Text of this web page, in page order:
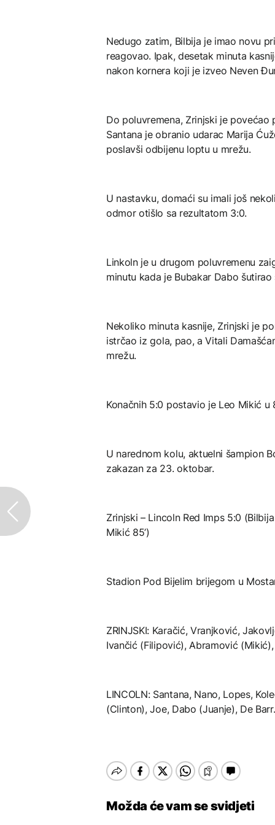
Nedugo zatim, Bilbija je imao novu
reagovao. Ipak, desetak minuta
nakon kornera koji je izveo Neven
Do poluvremena, Zrinjski je
Santana je obranio udarac Marija
poslavši odbijenu loptu u mrežu.
U nastavku, domaći su imali još
odmor otišlo sa rezultatom 3:0.
Linkoln je u drugom poluvremenu
minutu kada je Bubakar Dabo
Nekoliko minuta kasnije, Zrinjski je
istrčao iz gola, pao, a Vitali
mrežu.
Konačnih 5:0 postavio je Leo Mikić
U narednom kolu, aktuelni šampion
zakazan za 23. oktobar.
Zrinjski – Lincoln Red Imps 5:0 (Bilbija
Mikić 85’)
Stadion Pod Bijelim brijegom u
ZRINJSKI: Karačić, Vranjković,
Ivančić (Filipović), Abramović
LINCOLN: Santana, Nano, Lopes,
(Clinton), Joe, Dabo (Juanje), De Barr.
Možda će vam se svidjeti